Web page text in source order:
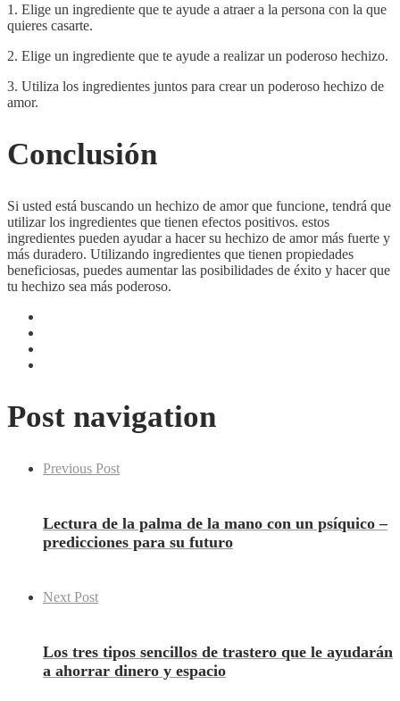
1. Elige un ingrediente que te ayude a atraer a la persona con la que
quieres casarte.
2. Elige un ingrediente que te ayude a realizar un poderoso hechizo.
3. Utiliza los ingredientes juntos para crear un poderoso hechizo de
amor.
Conclusión
Si usted está buscando un hechizo de amor que funcione, tendrá que
utilizar los ingredientes que tienen efectos positivos. estos
ingredientes pueden ayudar a hacer su hechizo de amor más fuerte y
más duradero. Utilizando ingredientes que tienen propiedades
beneficiosas, puedes aumentar las posibilidades de éxito y hacer que
tu hechizo sea más poderoso.
Post navigation
Previous Post
Lectura de la palma de la mano con un psíquico –
predicciones para su futuro
Next Post
Los tres tipos sencillos de trastero que le ayudarán
a ahorrar dinero y espacio